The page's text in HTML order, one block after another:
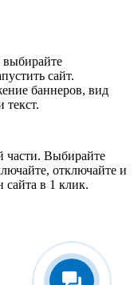
выбирайте
сайт.
баннеров, вид
текст.
части. Выбирайте
отключайте и
сайта в 1 клик.